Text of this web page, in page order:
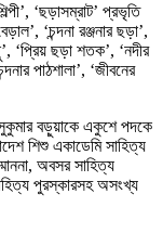
‘ছড়াসম্রাট’ প্রভৃতি
‘চন্দনা রঞ্জনার ছড়া’,
‘প্রিয় ছড়া শতক’, ‘নদীর
পাঠশালা’, ‘জীবনের
বড়ুয়াকে একুশে পদকে
শিশু একাডেমি সাহিত্য
অবসর সাহিত্য
পুরস্কারসহ অসংখ্য